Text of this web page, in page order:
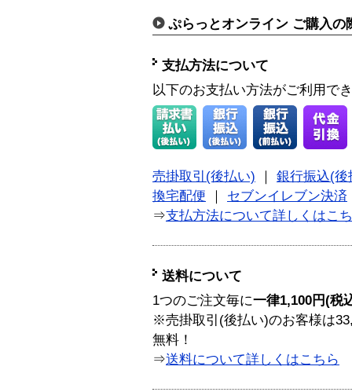
ぷらっとオンライン ご購入の
支払方法について
以下のお支払い方法がご利用で
売掛取引(後払い)
銀行振込(後
換宅配便
セブンイレブン決済
⇒支払方法について詳しくはこ
送料について
1つのご注文毎に一律1,100円(税
※売掛取引(後払い)のお客様は
無料！
⇒送料について詳しくはこちら